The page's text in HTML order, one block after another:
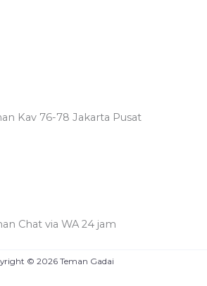
Kav 76-78 Jakarta Pusat
Chat via WA 24 jam
© 2026 Teman Gadai